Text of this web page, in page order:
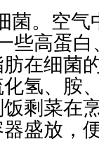
菌。空
些高蛋
肪在细菌
氢、胺
剩菜在
盛放，